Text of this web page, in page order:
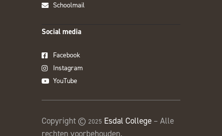
Schoolmail
Social media
Facebook
Instagram
YouTube
Copyright © 2025 Esdal College – Alle
rechten voorbehouden.